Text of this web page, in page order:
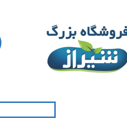
تغییر گذر واژه
سفارشات